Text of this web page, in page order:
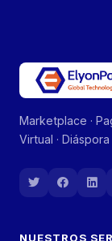
Marketplace ·
Virtual · Diáspora
NUESTROS